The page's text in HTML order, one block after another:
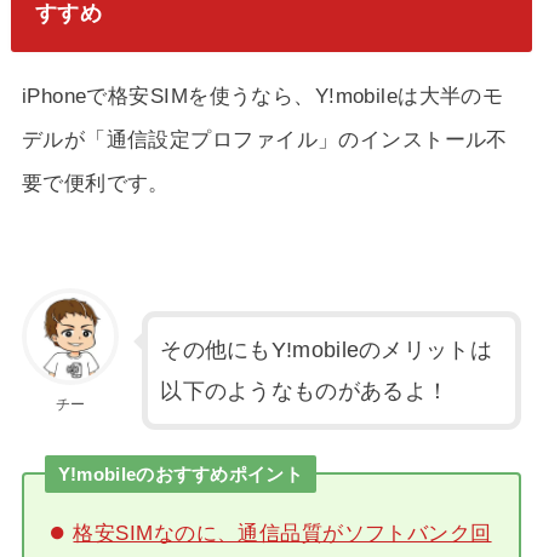
すすめ
iPhoneで格安SIMを使うなら、Y!mobileは大半のモ
デルが「通信設定プロファイル」のインストール不
要で便利です。
チー
その他にもY!mobileのメリットは
以下のようなものがあるよ！
Y!mobileのおすすめポイント
格安SIMなのに、通信品質がソフトバンク回